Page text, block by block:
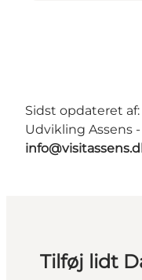
Sidst opdateret af:
Udvikling Assens
Tilføj lidt